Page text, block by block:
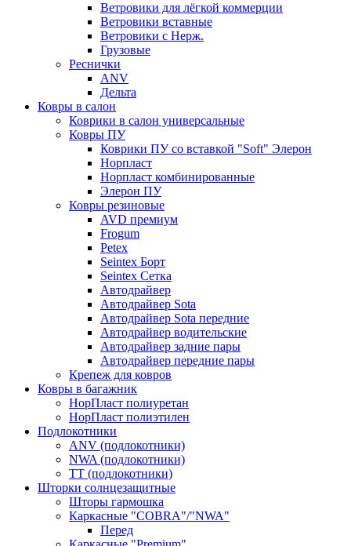
Ветровики для лёгкой коммерции
Ветровики вставные
Ветровики с Нерж.
Грузовые
Реснички
ANV
Дельта
Ковры в салон
Коврики в салон универсальные
Ковры ПУ
Коврики ПУ со вставкой "Soft" Элерон
Норпласт
Норпласт комбинированные
Элерон ПУ
Ковры резиновые
AVD премиум
Frogum
Petex
Seintex Борт
Seintex Сетка
Автодрайвер
Автодрайвер Sota
Автодрайвер Sota передние
Автодрайвер водительские
Автодрайвер задние пары
Автодрайвер передние пары
Крепеж для ковров
Ковры в багажник
НорПласт полиуретан
НорПласт полиэтилен
Подлокотники
ANV (подлокотники)
NWA (подлокотники)
TT (подлокотники)
Шторки солнцезащитные
Шторы гармошка
Каркасные "COBRA"/"NWA"
Перед